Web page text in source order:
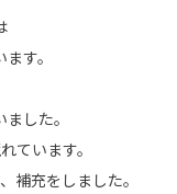
す。
した。
ています。
補充をしました。